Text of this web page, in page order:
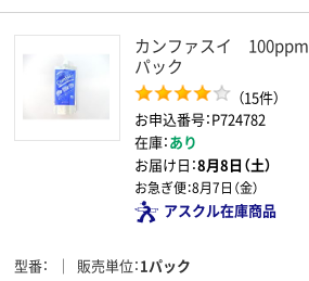
カンファスイ
パック
（15件）
お申込番号：P724782
在庫：あり
お届け日：8月8日（土）
お急ぎ便：8月7日（金）
アスクル在庫商品
型番 販売単位 1パック